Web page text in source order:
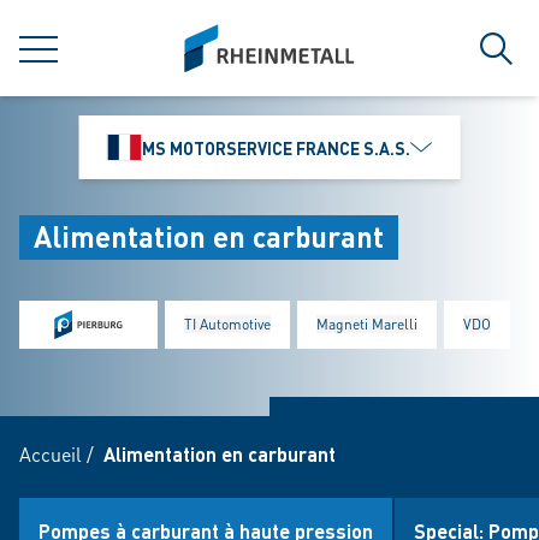
MENU
siteLogo
MS MOTORSERVICE FRANCE S.A.S.
Alimentation en carburant
TI Automotive Magneti Marelli VDO
Accueil / Alimentation en carburant
Pompes à carburant à haute pression Special: